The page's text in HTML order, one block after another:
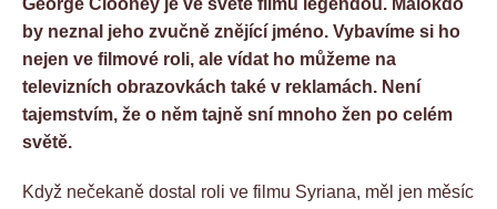
George Clooney je ve světě filmu legendou. Málokdo
by neznal jeho zvučně znějící jméno. Vybavíme si ho
nejen ve filmové roli, ale vídat ho můžeme na
televizních obrazovkách také v reklamách. Není
tajemstvím, že o něm tajně sní mnoho žen po celém
světě.
Když nečekaně dostal roli ve filmu Syriana, měl jen měsíc